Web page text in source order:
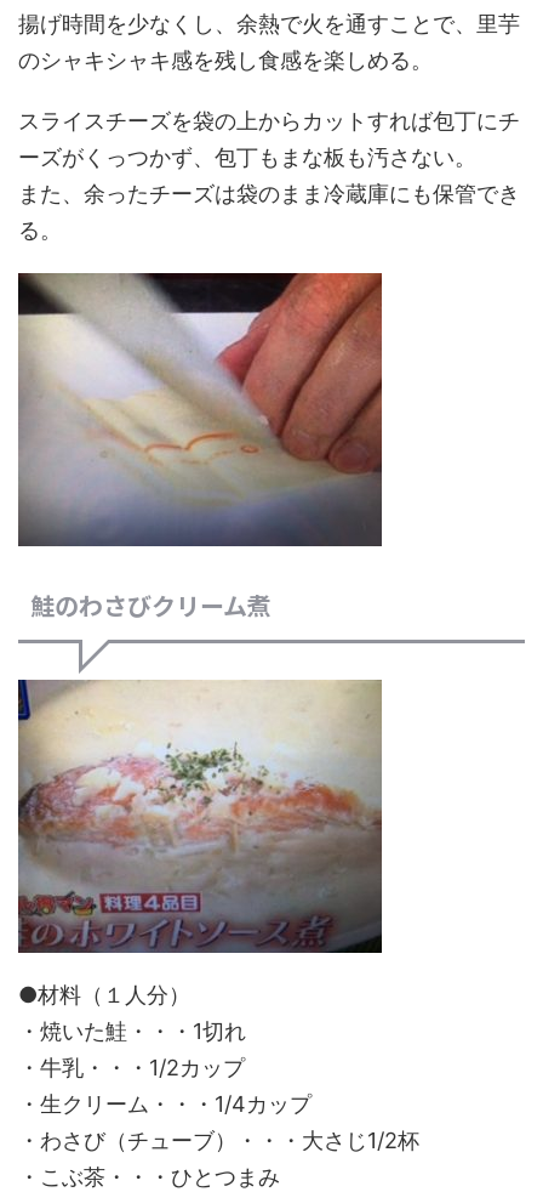
揚げ時間を少なくし、余熱で火を通すことで、里芋
のシャキシャキ感を残し食感を楽しめる。
スライスチーズを袋の上からカットすれば包丁にチ
ーズがくっつかず、包丁もまな板も汚さない。
また、余ったチーズは袋のまま冷蔵庫にも保管でき
る。
鮭のわさびクリーム煮
●材料（１人分）
・焼いた鮭・・・1切れ
・牛乳・・・1/2カップ
・生クリーム・・・1/4カップ
・わさび（チューブ）・・・大さじ1/2杯
・こぶ茶・・・ひとつまみ